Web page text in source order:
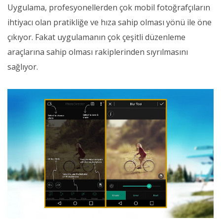
Uygulama, profesyonellerden çok mobil fotoğrafçıların
ihtiyacı olan pratikliğe ve hıza sahip olması yönü ile öne
çıkıyor. Fakat uygulamanın çok çeşitli düzenleme
araçlarına sahip olması rakiplerinden sıyrılmasını
sağlıyor.